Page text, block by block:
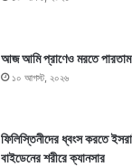
আজ আমি প্রাণেও মরতে
১০ আগস্ট, ২০২৬
ফিলিস্তিনীদের ধ্বংস করতে
বাইডেনের শরীরে ক্যানসার